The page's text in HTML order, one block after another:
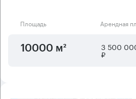
Площадь Арендная
10000 м² 3 500
₽